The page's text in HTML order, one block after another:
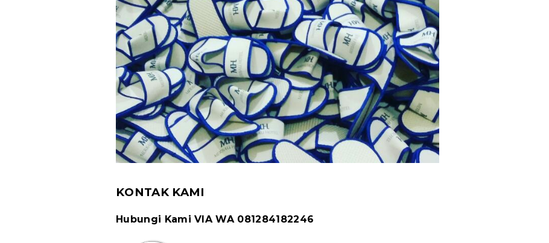
KONTAK KAMI
Hubungi Kami VIA WA 081284182246